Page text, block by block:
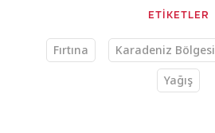
ETİKETLER
Fırtına Karadeniz Bölgesi
Yağış